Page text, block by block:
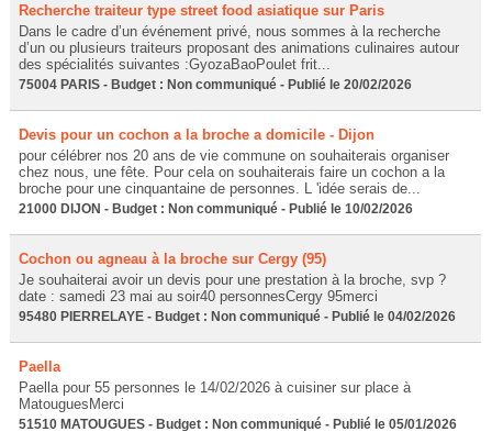
Recherche traiteur type street food asiatique sur Paris
Dans le cadre d’un événement privé, nous sommes à la recherche
d’un ou plusieurs traiteurs proposant des animations culinaires autour
des spécialités suivantes :GyozaBaoPoulet frit...
75004 PARIS - Budget : Non communiqué - Publié le 20/02/2026
Devis pour un cochon a la broche a domicile - Dijon
pour célébrer nos 20 ans de vie commune on souhaiterais organiser
chez nous, une fête. Pour cela on souhaiterais faire un cochon a la
broche pour une cinquantaine de personnes. L 'idée serais de...
21000 DIJON - Budget : Non communiqué - Publié le 10/02/2026
Cochon ou agneau à la broche sur Cergy (95)
Je souhaiterai avoir un devis pour une prestation à la broche, svp ?
date : samedi 23 mai au soir40 personnesCergy 95merci
95480 PIERRELAYE - Budget : Non communiqué - Publié le 04/02/2026
Paella
Paella pour 55 personnes le 14/02/2026 à cuisiner sur place à
MatouguesMerci
51510 MATOUGUES - Budget : Non communiqué - Publié le 05/01/2026